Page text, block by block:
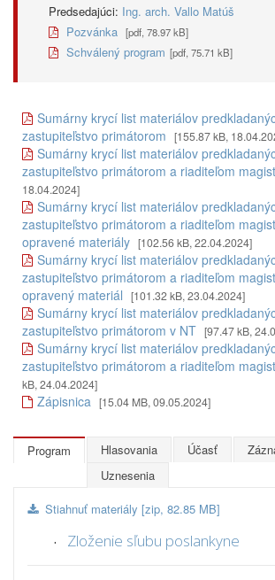
Predsedajúci: Ing. arch. Vallo Matúš
Pozvánka [pdf, 78.97 kB]
Schválený program [pdf, 75.71 kB]
Sumárny krycí list materiálov
zastupiteľstvo primátorom [155.87 kB,
Sumárny krycí list materiálov
zastupiteľstvo primátorom a riaditeľom
18.04.2024]
Sumárny krycí list materiálov
zastupiteľstvo primátorom a riaditeľom
opravené materiály [102.56 kB, 22.04.2024]
Sumárny krycí list materiálov
zastupiteľstvo primátorom a riaditeľom
opravený materiál [101.32 kB, 23.04.2024]
Sumárny krycí list materiálov
zastupiteľstvo primátorom v NT [97.47 kB,
Sumárny krycí list materiálov
zastupiteľstvo primátorom a riaditeľom
kB, 24.04.2024]
Zápisnica [15.04 MB, 09.05.2024]
Program Hlasovania Účasť
Uznesenia
Stiahnuť materiály [zip, 82.85 MB]
. Zloženie sľubu poslankyne